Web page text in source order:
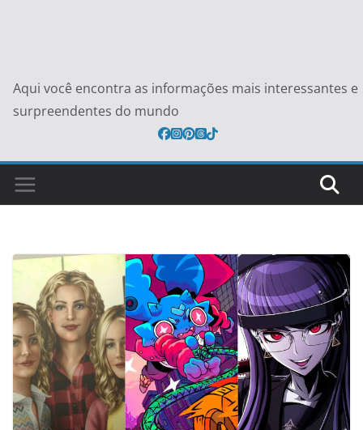
Aqui você encontra as informações mais interessantes e
surpreendentes do mundo